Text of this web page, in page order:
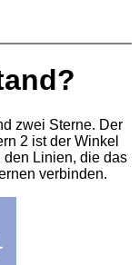
zwei Sterne. Der
2 ist der Winkel
Linien, die das
verbinden.